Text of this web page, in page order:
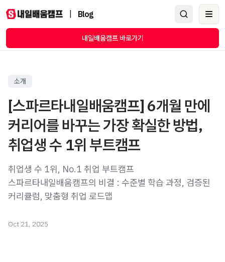
Blog
내일배움캠프 바로가기
소개
[스파르타내일배움캠프] 6개월 만에
커리어를 바꾸는 가장 확실한 방법,
취업생 수 1위 부트캠프
취업생 수 1위, No.1 취업 부트캠프
스파르타내일배움캠프의 비결 : 수준별 학습 과정, 검증된
커리큘럼, 맞춤형 취업 로드맵
Oct 21, 2025